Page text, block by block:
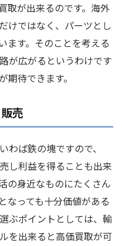
取が出来るのです。海外
けではなく、パーツとし
ます。そのことを考える
が広がるというわけです
待できます。
売
わば鉄の塊ですので、
し利益を得ることも出来
の身近なものにたくさん
なっても十分価値がある
ぶポイントとしては、輸
を出来ると高価買取が可